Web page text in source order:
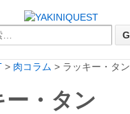
for:
> 肉コラム > ラッキー・タン
ー・タン